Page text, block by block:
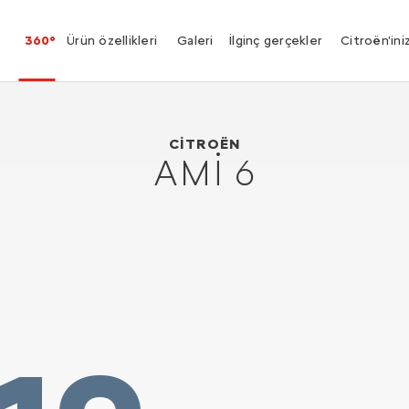
360° Ürün özellikleri Galeri İlginç gerçekler Citroën'iniz
CITROËN
AMI 6